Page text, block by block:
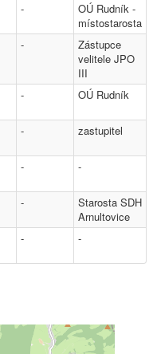
-
OÚ Rudník -
místostarosta
-
Zástupce
velitele JPO
III
- OÚ Rudník
- zastupitel
- -
-
Starosta SDH
Arnultovice
- -